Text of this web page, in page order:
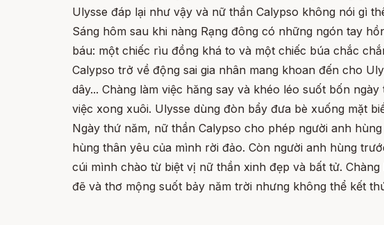
Ulysse đáp lại như vậy và nữ thần Calypso không nói gì
Sáng hôm sau khi nàng Rạng đông có những ngón tay
báu: một chiếc rìu đồng khá to và một chiếc búa chắc
Calypso trở về động sai gia nhân mang khoan đến cho
dây... Chàng làm việc hăng say và khéo léo suốt bốn
việc xong xuôi. Ulysse dùng đòn bẩy đưa bè xuống mặt
Ngày thứ năm, nữ thần Calypso cho phép người anh
hùng thân yêu của mình rời đảo. Còn người anh hùng
cúi mình chào từ biệt vị nữ thần xinh đẹp và bất tử.
đẽ và thơ mộng suốt bảy năm trời nhưng không thể kết